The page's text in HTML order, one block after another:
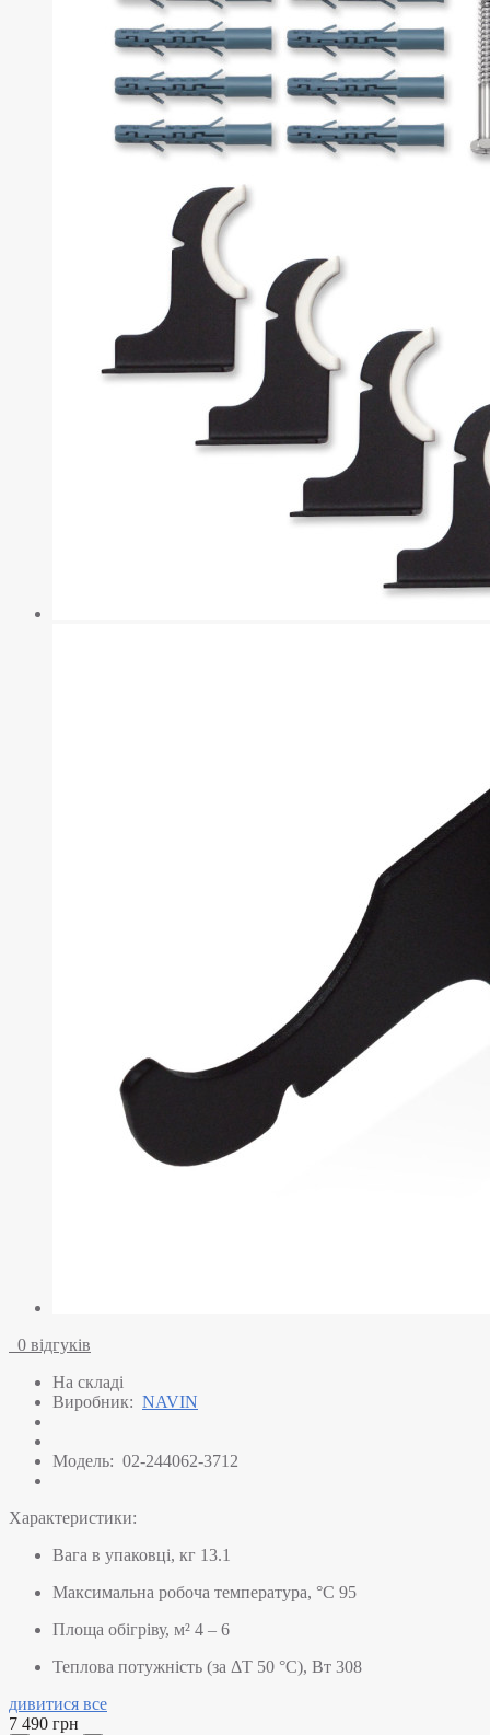
0 відгуків
На складі
Виробник: NAVIN
Модель: 02-244062-3712
Характеристики:
Вага в упаковці, кг 13.1
Максимальна робоча температура, °C 95
Площа обігріву, м² 4 – 6
Теплова потужність (за ΔT 50 °C), Вт 308
дивитися все
7 490 грн